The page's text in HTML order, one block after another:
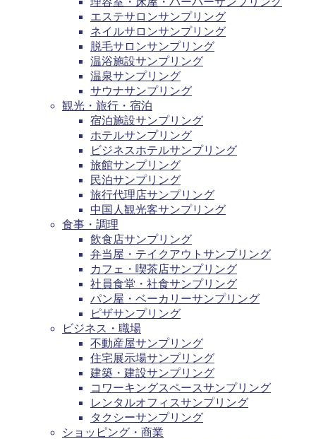
エステサロンサンプリング
ネイルサロンサンプリング
脱毛サロンサンプリング
温浴施設サンプリング
温泉サンプリング
サウナサンプリング
観光・旅行・宿泊
宿泊施設サンプリング
ホテルサンプリング
ビジネスホテルサンプリング
旅館サンプリング
民泊サンプリング
旅行代理店サンプリング
中国人観光客サンプリング
食事・調理
飲食店サンプリング
弁当屋・テイクアウトサンプリング
カフェ・喫茶店サンプリング
社員食堂・社食サンプリング
パン屋・ベーカリーサンプリング
ピザサンプリング
ビジネス・職場
不動産屋サンプリング
住宅展示場サンプリング
建築・建設サンプリング
コワーキングスペースサンプリング
レンタルオフィスサンプリング
タクシーサンプリング
ショッピング・商業